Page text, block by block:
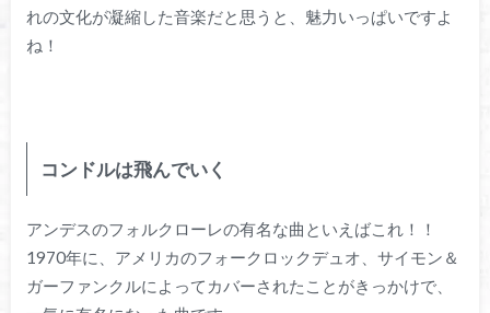
れの文化が凝縮した音楽だと思うと、魅力いっぱいですよ
ね！
コンドルは飛んでいく
アンデスのフォルクローレの有名な曲といえばこれ！！
1970年に、アメリカのフォークロックデュオ、サイモン＆
ガーファンクルによってカバーされたことがきっかけで、